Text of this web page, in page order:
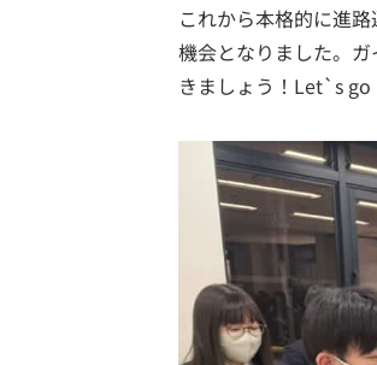
これから本格的に進
機会となりました。
きましょう！Let`s go